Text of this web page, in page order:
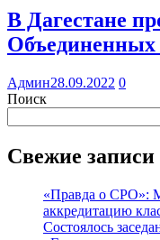
В Дагестане
Объединенных
Админ28.09.2022 0
Поиск
Свежие записи
«Правда о СРО»:
аккредитацию
Состоялось